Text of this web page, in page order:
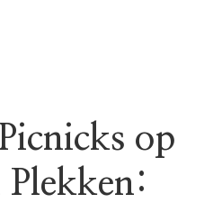
op
Plekken: